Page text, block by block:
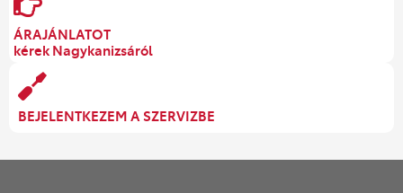
ÁRAJÁNLATOT
kérek Nagykanizsáról
BEJELENTKEZEM A SZERVIZBE